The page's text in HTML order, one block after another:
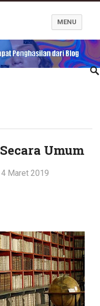
MENU
Umum
Maret 2019